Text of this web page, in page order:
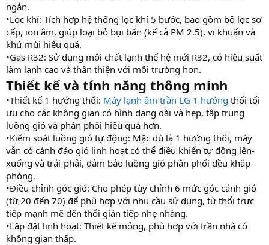
ngắn.
•Lọc khí: Tích hợp hệ thống lọc khí 5 bước, bao gồm bộ lọc sơ
cấp, ion âm, giúp loại bỏ bụi bẩn (kể cả PM 2.5), vi khuẩn và
khử mùi hiệu quả.
•Gas R32: Sử dụng môi chất lạnh thế hệ mới R32, có hiệu suất
làm lạnh cao và thân thiện với môi trường hơn.
Thiết kế và tính năng thông minh
•Thiết kế 1 hướng thổi: Máy lạnh âm trần LG 1 hướng thổi tối
ưu cho các không gian có hình dạng dài và hẹp, tập trung
luồng gió và phân phối hiệu quả hơn.
•Kiểm soát luồng gió tự động: Mặc dù là 1 hướng thổi, máy
vẫn có cánh đảo gió linh hoạt có thể điều khiển tự động lên-
xuống và trái-phải, đảm bảo luồng gió phân phối đều khắp
phòng.
•Điều chỉnh góc gió: Cho phép tùy chỉnh 6 mức góc cánh gió
(từ 20 đến 70) để phù hợp với nhu cầu sử dụng, từ thổi trực
tiếp mạnh mẽ đến thổi gián tiếp nhẹ nhàng.
•Lắp đặt linh hoạt: Thiết kế mỏng, phù hợp với trần nhà có
không gian thấp.